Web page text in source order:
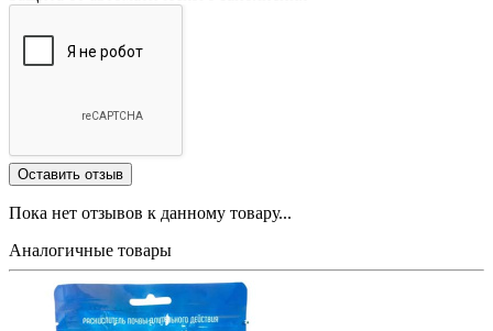
Пока нет отзывов к данному товару...
Аналогичные товары